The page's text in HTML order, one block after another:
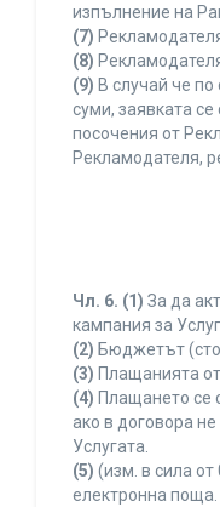
изпълнение на
(7)
(8)
(9) В случай че
суми, заявката
посочения от
Рекламодателя,
Чл. 6. (1) За да
кампания за
(2) Бюджетът
(3) Плащанията
(4) Плащането се
ако в договора
Услугата.
(5) (изм. в сила
електронна поща.